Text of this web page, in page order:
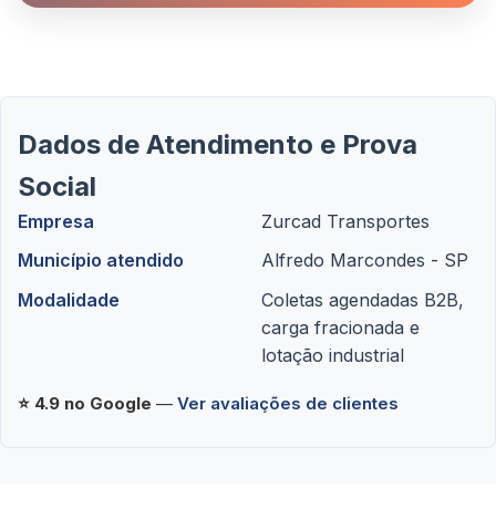
Dados de Atendimento e Prova
Social
Empresa
Zurcad Transportes
Município atendido
Alfredo Marcondes - SP
Modalidade
Coletas agendadas B2B,
carga fracionada e
lotação industrial
⭐ 4.9 no Google — Ver avaliações de clientes